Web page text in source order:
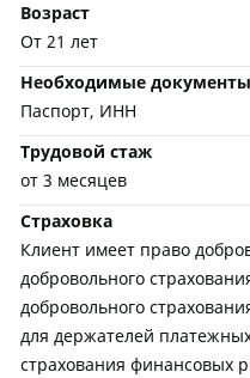
Возраст
От 21 лет
Необходимые документы
Паспорт, ИНН
Трудовой стаж
от 3 месяцев
Страховка
Клиент имеет право
добровольного
добровольного
для держателей
страхования финансовых